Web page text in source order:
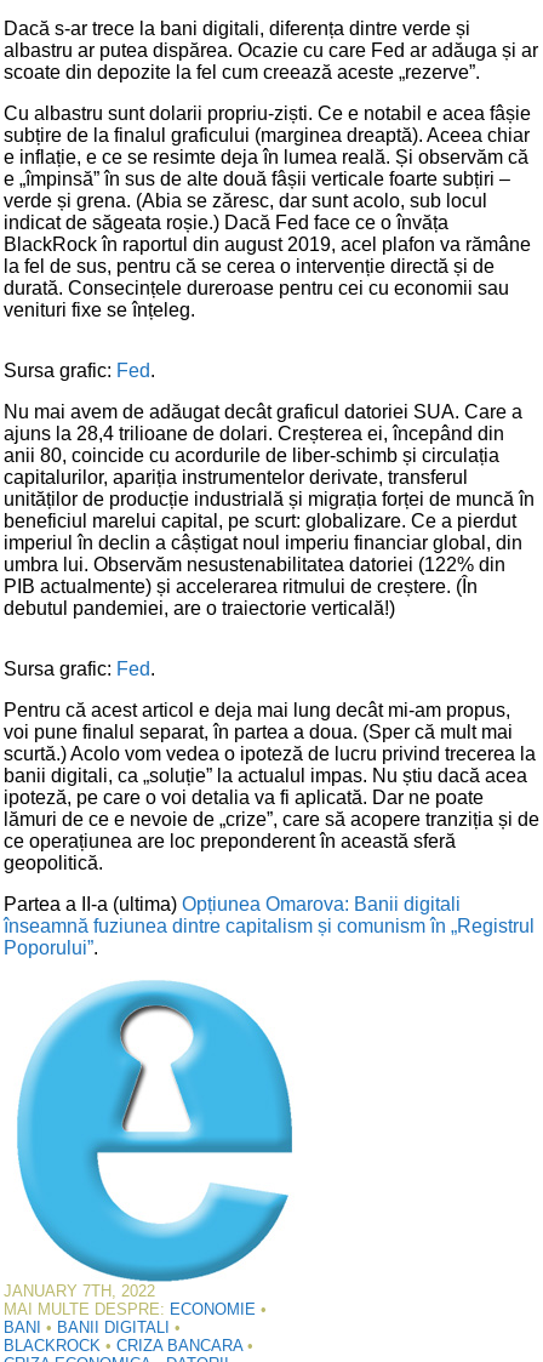
Dacă s-ar trece la bani digitali, diferența dintre verde și
albastru ar putea dispărea. Ocazie cu care Fed ar adăuga și ar
scoate din depozite la fel cum creează aceste „rezerve”.
Cu albastru sunt dolarii propriu-ziști. Ce e notabil e acea fâșie
subțire de la finalul graficului (marginea dreaptă). Aceea chiar
e inflație, e ce se resimte deja în lumea reală. Și observăm că
e „împinsă” în sus de alte două fâșii verticale foarte subțiri –
verde și grena. (Abia se zăresc, dar sunt acolo, sub locul
indicat de săgeata roșie.) Dacă Fed face ce o învăța
BlackRock în raportul din august 2019, acel plafon va rămâne
la fel de sus, pentru că se cerea o intervenție directă și de
durată. Consecințele dureroase pentru cei cu economii sau
venituri fixe se înțeleg.
Sursa grafic: Fed.
Nu mai avem de adăugat decât graficul datoriei SUA. Care a
ajuns la 28,4 trilioane de dolari. Creșterea ei, începând din
anii 80, coincide cu acordurile de liber-schimb și circulația
capitalurilor, apariția instrumentelor derivate, transferul
unităților de producție industrială și migrația forței de muncă în
beneficiul marelui capital, pe scurt: globalizare. Ce a pierdut
imperiul în declin a câștigat noul imperiu financiar global, din
umbra lui. Observăm nesustenabilitatea datoriei (122% din
PIB actualmente) și accelerarea ritmului de creștere. (În
debutul pandemiei, are o traiectorie verticală!)
Sursa grafic: Fed.
Pentru că acest articol e deja mai lung decât mi-am propus,
voi pune finalul separat, în partea a doua. (Sper că mult mai
scurtă.) Acolo vom vedea o ipoteză de lucru privind trecerea la
banii digitali, ca „soluție” la actualul impas. Nu știu dacă acea
ipoteză, pe care o voi detalia va fi aplicată. Dar ne poate
lămuri de ce e nevoie de „crize”, care să acopere tranziția și de
ce operațiunea are loc preponderent în această sferă
geopolitică.
Partea a II-a (ultima) Opțiunea Omarova: Banii digitali
înseamnă fuziunea dintre capitalism și comunism în „Registrul
Poporului”.
JANUARY 7TH, 2022
MAI MULTE DESPRE: ECONOMIE •
BANI • BANII DIGITALI •
BLACKROCK • CRIZA BANCARA•